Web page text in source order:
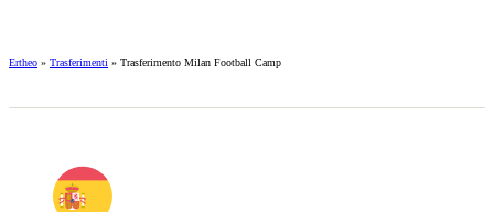
Ertheo » Trasferimenti » Trasferimento Milan Football Camp